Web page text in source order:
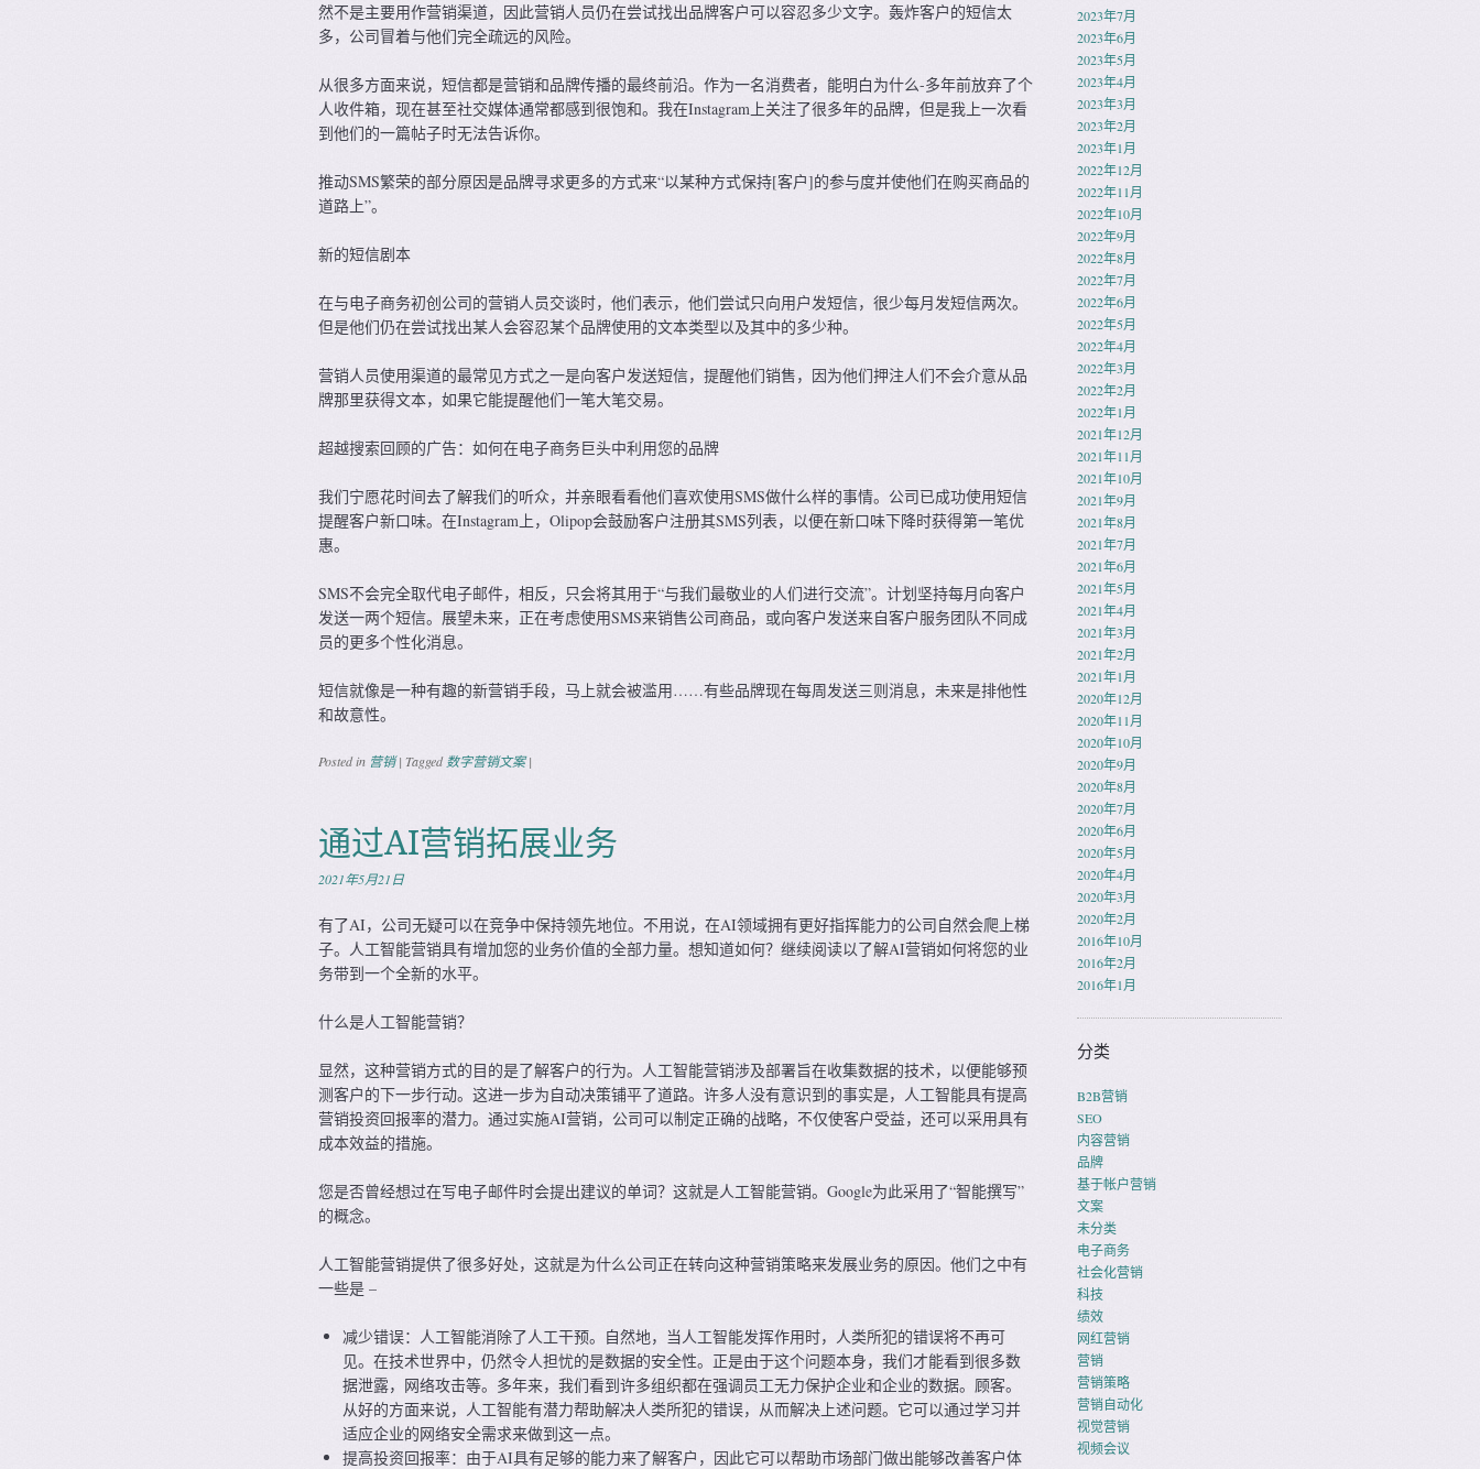
然不是主要用作营销渠道，因此营销人员仍在尝试找出品牌客户可以容忍多少文字。轰炸客户的短信太
多，公司冒着与他们完全疏远的风险。
从很多方面来说，短信都是营销和品牌传播的最终前沿。作为一名消费者，能明白为什么-多年前放弃了个
人收件箱，现在甚至社交媒体通常都感到很饱和。我在Instagram上关注了很多年的品牌，但是我上一次看
到他们的一篇帖子时无法告诉你。
推动SMS繁荣的部分原因是品牌寻求更多的方式来“以某种方式保持[客户]的参与度并使他们在购买商品的
道路上”。
新的短信剧本
在与电子商务初创公司的营销人员交谈时，他们表示，他们尝试只向用户发短信，很少每月发短信两次。
但是他们仍在尝试找出某人会容忍某个品牌使用的文本类型以及其中的多少种。
营销人员使用渠道的最常见方式之一是向客户发送短信，提醒他们销售，因为他们押注人们不会介意从品
牌那里获得文本，如果它能提醒他们一笔大笔交易。
超越搜索回顾的广告：如何在电子商务巨头中利用您的品牌
我们宁愿花时间去了解我们的听众，并亲眼看看他们喜欢使用SMS做什么样的事情。公司已成功使用短信
提醒客户新口味。在Instagram上，Olipop会鼓励客户注册其SMS列表，以便在新口味下降时获得第一笔优
惠。
SMS不会完全取代电子邮件，相反，只会将其用于“与我们最敬业的人们进行交流”。计划坚持每月向客户
发送一两个短信。展望未来，正在考虑使用SMS来销售公司商品，或向客户发送来自客户服务团队不同成
员的更多个性化消息。
短信就像是一种有趣的新营销手段，马上就会被滥用……有些品牌现在每周发送三则消息，未来是排他性
和故意性。
Posted in 营销 | Tagged数字营销文案 |
通过AI营销拓展业务
2021年5月21日
有了AI，公司无疑可以在竞争中保持领先地位。不用说，在AI领域拥有更好指挥能力的公司自然会爬上梯
子。人工智能营销具有增加您的业务价值的全部力量。想知道如何？继续阅读以了解AI营销如何将您的业
务带到一个全新的水平。
什么是人工智能营销？
显然，这种营销方式的目的是了解客户的行为。人工智能营销涉及部署旨在收集数据的技术，以便能够预
测客户的下一步行动。这进一步为自动决策铺平了道路。许多人没有意识到的事实是，人工智能具有提高
营销投资回报率的潜力。通过实施AI营销，公司可以制定正确的战略，不仅使客户受益，还可以采用具有
成本效益的措施。
您是否曾经想过在写电子邮件时会提出建议的单词？这就是人工智能营销。Google为此采用了“智能撰写”
的概念。
人工智能营销提供了很多好处，这就是为什么公司正在转向这种营销策略来发展业务的原因。他们之中有
一些是 –
减少错误：人工智能消除了人工干预。自然地，当人工智能发挥作用时，人类所犯的错误将不再可
见。在技​​术世界中，仍然令人担忧的是数据的安全性。正是由于这个问题本身，我们才能看到很多数
据泄露，网络攻击等。多年来，我们看到许多组织都在强调员工无力保护企业和企业的数据。顾客。
从好的方面来说，人工智能有潜力帮助解决人类所犯的错误，从而解决上述问题。它可以通过学习并
适应企业的网络安全需求来做到这一点。
提高投资回报率：由于AI具有足够的能力来了解客户，因此它可以帮助市场部门做出能够改善客户体
2023年7月
2023年6月
2023年5月
2023年4月
2023年3月
2023年2月
2023年1月
2022年12月
2022年11月
2022年10月
2022年9月
2022年8月
2022年7月
2022年6月
2022年5月
2022年4月
2022年3月
2022年2月
2022年1月
2021年12月
2021年11月
2021年10月
2021年9月
2021年8月
2021年7月
2021年6月
2021年5月
2021年4月
2021年3月
2021年2月
2021年1月
2020年12月
2020年11月
2020年10月
2020年9月
2020年8月
2020年7月
2020年6月
2020年5月
2020年4月
2020年3月
2020年2月
2016年10月
2016年2月
2016年1月
分类
B2B营销
SEO
内容营销
品牌
基于帐户营销
文案
未分类
电子商务
社会化营销
科技
绩效
网红营销
营销
营销策略
营销自动化
视觉营销
视频会议